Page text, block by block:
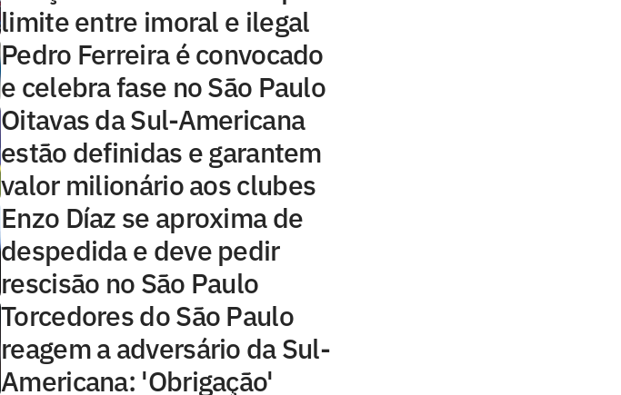
limite entre imoral e ilegal
Pedro Ferreira é convocado
e celebra fase no São Paulo
Oitavas da Sul-Americana
estão definidas e garantem
valor milionário aos clubes
Enzo Díaz se aproxima de
despedida e deve pedir
rescisão no São Paulo
Torcedores do São Paulo
reagem a adversário da Sul-
Americana: 'Obrigação'